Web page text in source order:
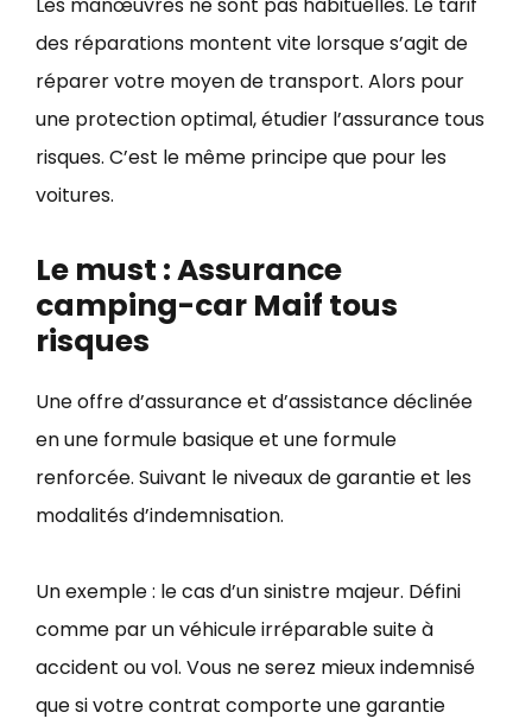
des réparations montent vite lorsque s’agit de
réparer votre moyen de transport. Alors pour
une protection optimal, étudier l’assurance tous
risques. C’est le même principe que pour les
voitures.
Le must : Assurance
camping-car Maif tous
risques
Une offre d’assurance et d’assistance déclinée
en une formule basique et une formule
renforcée. Suivant le niveaux de garantie et les
modalités d’indemnisation.
Un exemple : le cas d’un sinistre majeur. Défini
comme par un véhicule irréparable suite à
accident ou vol. Vous ne serez mieux indemnisé
que si votre contrat comporte une garantie